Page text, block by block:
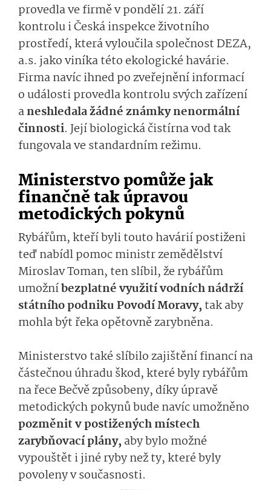
provedla ve firmě v pondělí 21. září
kontrolu i Česká inspekce životního
prostředí, která vyloučila společnost DEZA,
a.s. jako viníka této ekologické havárie.
Firma navíc ihned po zveřejnění informací
o události provedla kontrolu svých zařízení
aneshledala žádné známky nenormální
činnosti. Její biologická čistírna vod tak
fungovala ve standardním režimu.
Ministerstvo pomůže jak
finančně tak úpravou
metodických pokynů
Rybářům, kteří byli touto havárií postiženi
teď nabídl pomoc ministr zemědělství
Miroslav Toman, ten slíbil, že rybářům
umožníbezplatné využití vodních nádrží
státního podniku Povodí Moravy,tak aby
mohla být řeka opětovně zarybněna.
Ministerstvo také slíbilo zajištění financí na
částečnou úhradu škod, které byly rybářům
na řece Bečvě způsobeny, díky úpravě
metodických pokynů bude navíc umožněno
pozměnit v postižených místech
zarybňovací plány,aby bylo možné
vypouštět i jiné ryby než ty, které byly
povoleny v současnosti.